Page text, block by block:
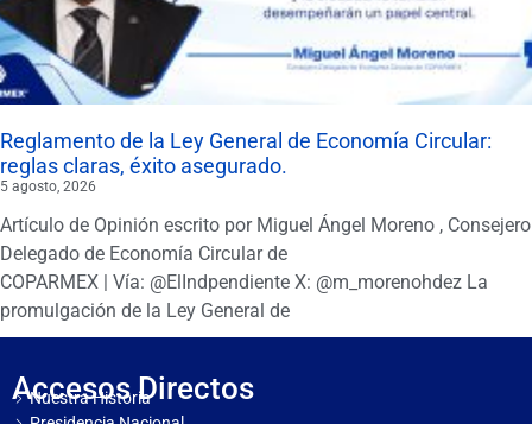
Reglamento de la Ley General de Economía Circular:
reglas claras, éxito asegurado.
5 agosto, 2026
Artículo de Opinión escrito por Miguel Ángel Moreno , Consejero
Delegado de Economía Circular de
COPARMEX | Vía: @ElIndpendiente X: @m_morenohdez La
promulgación de la Ley General de
Accesos Directos
Nuestra Historia